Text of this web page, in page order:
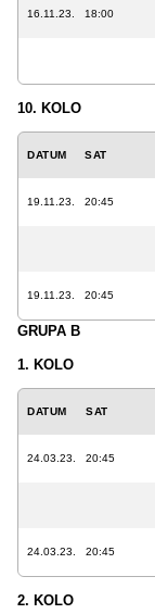
16.11.23. 18:00
10. KOLO
DATUM SAT
19.11.23. 20:45
19.11.23. 20:45
GRUPA B
1. KOLO
DATUM SAT
24.03.23. 20:45
24.03.23. 20:45
2. KOLO